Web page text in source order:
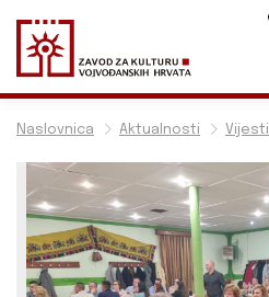
Naslovnica Aktualnosti Vijesti